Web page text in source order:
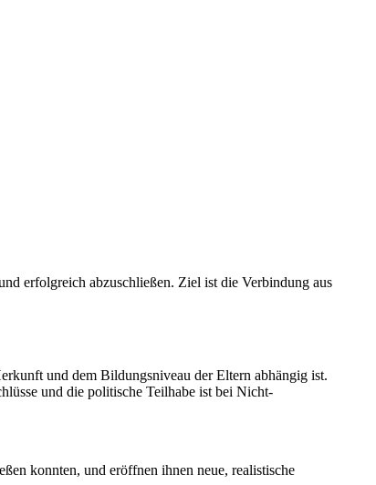
erfolgreich abzuschließen. Ziel ist die Verbindung aus
und dem Bildungsniveau der Eltern abhängig ist.
und die politische Teilhabe ist bei Nicht-
konnten, und eröffnen ihnen neue, realistische